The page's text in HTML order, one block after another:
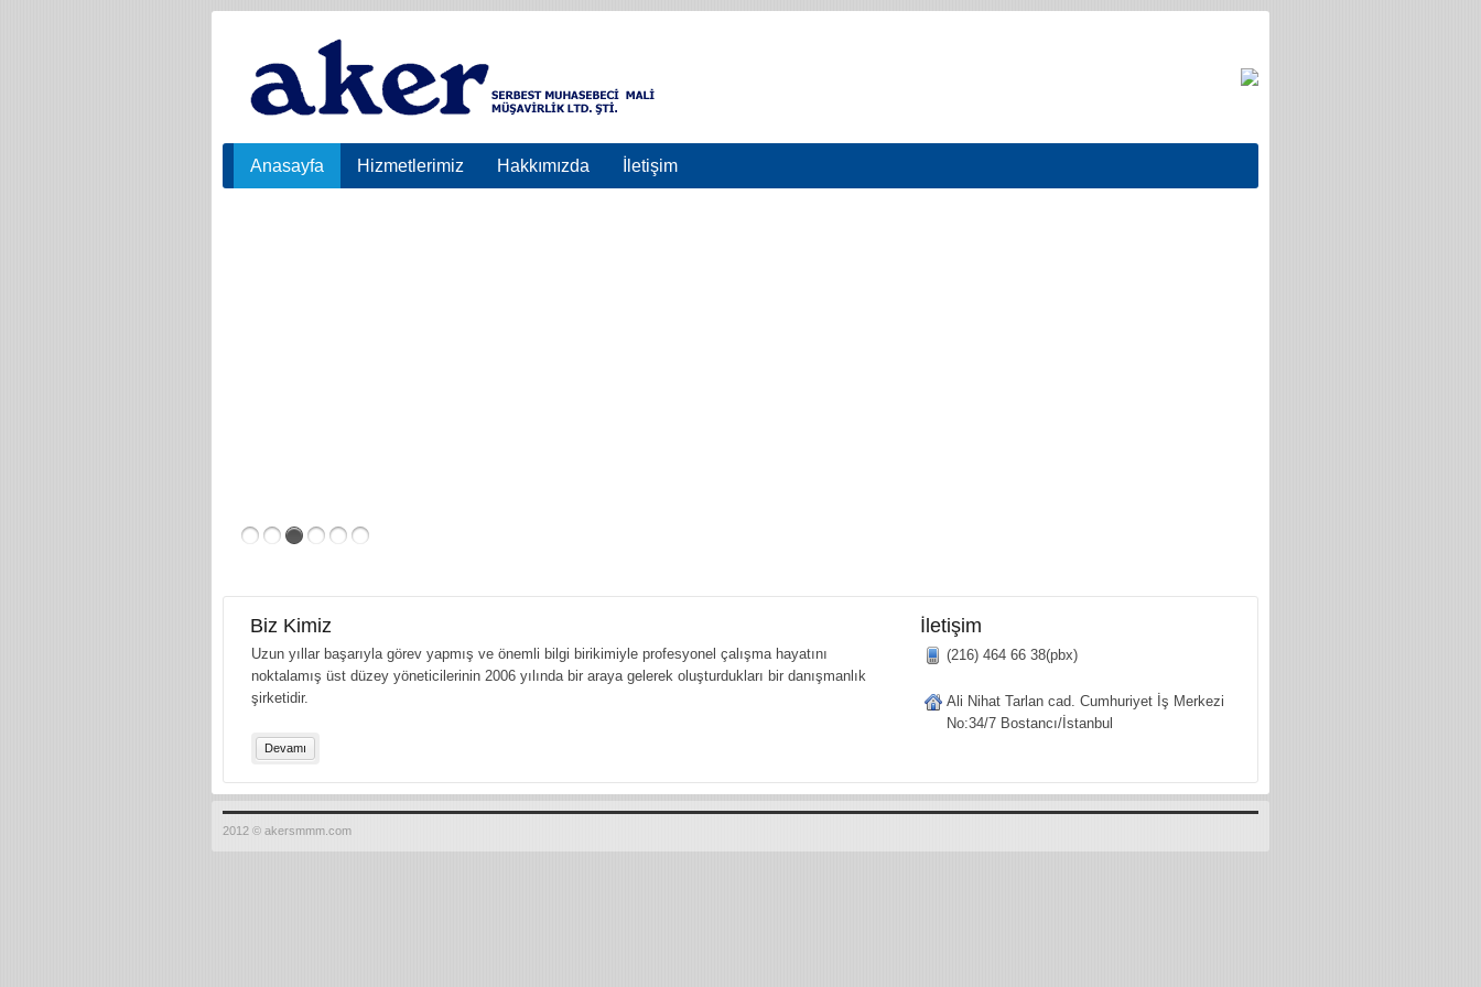
Anasayfa Hizmetlerimiz Hakkımızda İletişim
Biz Kimiz
Uzun yıllar başarıyla görev yapmış ve önemli bilgi birikimiyle profesyonel çalışma hayatını
noktalamış üst düzey yöneticilerinin 2006 yılında bir araya gelerek oluşturdukları bir danışmanlık
şirketidir.
Devamı
İletişim
(216) 464 66 38(pbx)
Ali Nihat Tarlan cad. Cumhuriyet İş Merkezi
No:34/7 Bostancı/İstanbul
2012 © akersmmm.com